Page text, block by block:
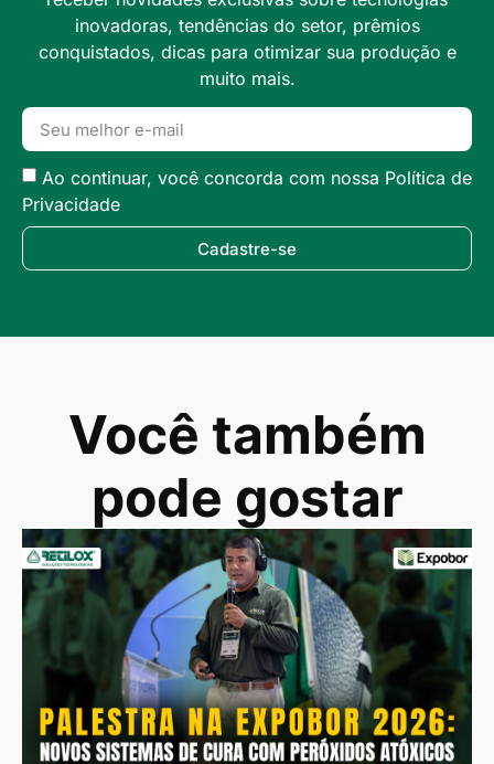
inovadoras, tendências do setor, prêmios
conquistados, dicas para otimizar sua produção e
muito mais.
Ao continuar, você concorda com nossa Política de
Privacidade
Cadastre-se
Você também
pode gostar